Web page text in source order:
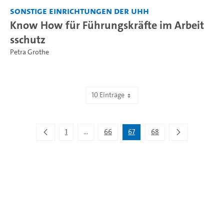
Sonstige Einrichtungen der UHH
Know How für Führungskräfte im Arbeit
sschutz
Petra Grothe
10 Einträge
1 ...Zwischenseiten Navigieren mit TAB-Taste.
66 67 68